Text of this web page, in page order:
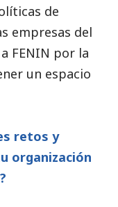
de
empresas del
FENIN por la
un espacio
retos y
organización